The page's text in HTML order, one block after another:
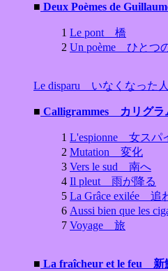
■ Deux Poèmes de
1 Le pont 橋
2 Un poème ひとつ
Le disparu いなくなった
■ Calligrammes カリグ
1 L'espionne 女スパ
2 Mutation 変化
3 Vers le sud 南へ
4 Il pleut 雨が降る
5 La Grâce exilée 追
6 Aussi bien que les
7 Voyage 旅
■ La fraîcheur et le feu